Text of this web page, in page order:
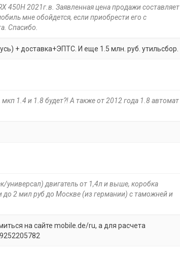
450H 2021г.в. Заявленная цена продажи составляет
мне обойдется, если приобрести его с
Спасибо.
+ доставка+ЭПТС. И еще 1.5 млн. руб. утильсбор.
1.4 и 1.8 будет?! А также от 2012 года 1.8 автомат
универсал) двигатель от 1,4л и выше, коробка
до 2 мил руб до Москве (из германии) с таможней и
на сайте mobile.de/ru, а для расчета